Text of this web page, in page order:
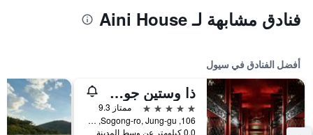
فنادق مشابهة لـ Aini House
أفضل الفنادق في سيول
ذا وستين جوسون سول
5 نجوم
ممتاز 9.3
106, Sogong-ro, Jung-gu, سيول, كوريا الجنوبية
0.0 كيلومتر عن وسط المدينة